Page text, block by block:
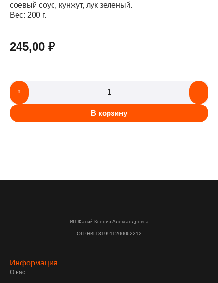
соевый соус, кунжут, лук зеленый.
Вес: 200 г.
245,00 ₽
В корзину
ИП Фасий Ксения Александровна
ОГРНИП 319911200062212
Информация
О нас